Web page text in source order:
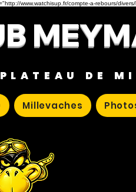
www.watchisup.fr/compte-a-rebours/
DE
Millevaches